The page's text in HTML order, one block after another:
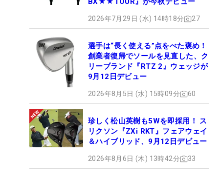
2026年7月29日 (水) 14時18分 27
選手は“長く使える”点をべた褒め！
創業者復帰でソールを見直した、ク
リーブランド『RTZ 2』ウェッジが
9月12日デビュー
2026年8月5日 (水) 15時09分 60
珍しく松山英樹も5Wを即採用！ ス
リクソン『ZXi RKT』フェアウェイ
＆ハイブリッド、9月12日デビュー
2026年8月6日 (木) 13時42分 33